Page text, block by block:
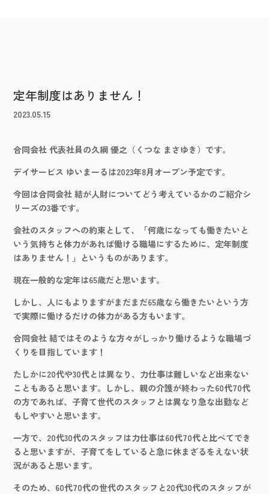
定年制度はありません！
2023.05.15
合同会社 代表社員の久綱 優之（くつな まさゆき）です。
デイサービス ゆいまーるは2023年8月オープン予定です。
今回は合同会社 結が人財についてどう考えているかのご紹介シ
リーズの3番です。
会社のスタッフへの約束として、「何歳になっても働きたいと
いう気持ちと体力があれば働ける職場にするために、定年制度
はありません！」というものがあります。
現在一般的な定年は65歳だと思います。
しかし、人にもよりますがまだまだ65歳なら働きたいという方
で実際に働けるだけの体力がある方もいます。
合同会社 結ではそのような方々がしっかり働けるような職場づ
くりを目指しています！
たしかに20代や30代とは異なり、力仕事は難しいなど出来ない
こともあると思います。しかし、親の介護が終わった60代70代
の方であれば、子育て世代のスタッフとは異なり急な出勤など
もしやすいと思います。
一方で、20代30代のスタッフは力仕事は60代70代と比べてでき
ると思いますが、子育てをしていると急に休まざるをえない状
況があると思います。
そのため、60代70代の世代のスタッフと20代30代のスタッフが